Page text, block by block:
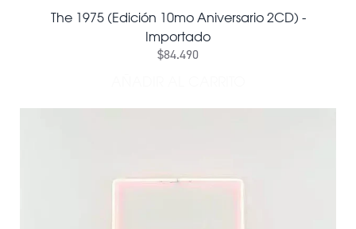
The 1975 (Edición 10mo Aniversario 2CD) -
Importado
$84.490